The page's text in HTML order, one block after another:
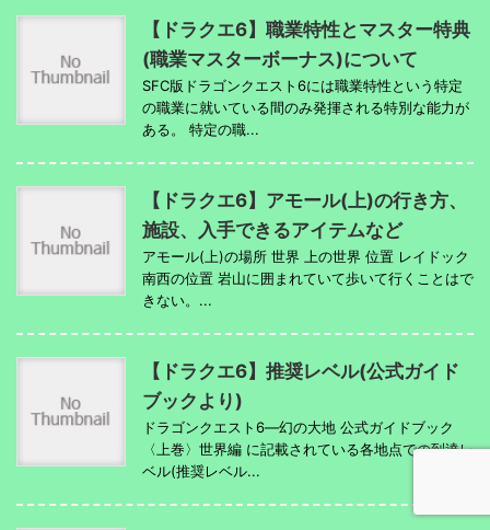
【ドラクエ6】職業特性とマスター特典
(職業マスターボーナス)について
SFC版ドラゴンクエスト6には職業特性という特定
の職業に就いている間のみ発揮される特別な能力が
ある。 特定の職...
【ドラクエ6】アモール(上)の行き方、
施設、入手できるアイテムなど
アモール(上)の場所 世界 上の世界 位置 レイドック
南西の位置 岩山に囲まれていて歩いて行くことはで
きない。...
【ドラクエ6】推奨レベル(公式ガイド
ブックより)
ドラゴンクエスト6―幻の大地 公式ガイドブック
〈上巻〉世界編 に記載されている各地点での到達レ
ベル(推奨レベル...